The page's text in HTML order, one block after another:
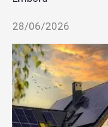
28/06/2026